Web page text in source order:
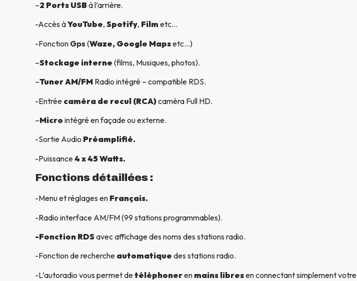
–2 Ports USBà l’arrière.
-Accès àYouTube, Spotify, Film etc…
-Fonction Gps (Waze, Google Mapsetc…)
–Stockage interne (films, Musiques, photos).
–Tuner AM/FM Radio intégré – compatible RDS.
-Entrée caméra de recul (RCA)caméra Full HD.
–Micro intégré en façade ou externe.
-Sortie Audio Préamplifié.
-Puissance4 x 45 Watts.
Fonctions détaillées :
-Menu et réglages en Français.
-Radio interface AM/FM (99 stations programmables).
-Fonction RDSavec affichage des noms des stations radio.
-Fonction de recherche automatique des stations radio.
-L’autoradio vous permet detéléphoneren mains libresen connectant simplement votre